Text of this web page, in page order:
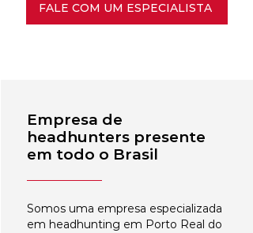
FALE COM UM ESPECIALISTA
Empresa de
headhunters presente
em todo o Brasil
Somos uma empresa especializada
em headhunting em Porto Real do